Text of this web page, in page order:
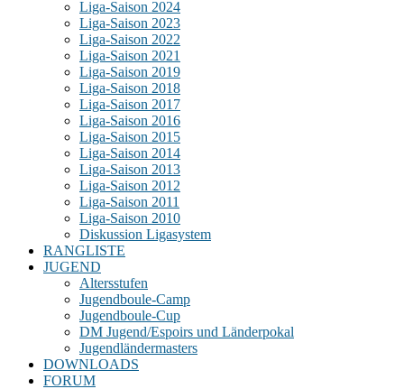
Liga-Saison 2024
Liga-Saison 2023
Liga-Saison 2022
Liga-Saison 2021
Liga-Saison 2019
Liga-Saison 2018
Liga-Saison 2017
Liga-Saison 2016
Liga-Saison 2015
Liga-Saison 2014
Liga-Saison 2013
Liga-Saison 2012
Liga-Saison 2011
Liga-Saison 2010
Diskussion Ligasystem
RANGLISTE
JUGEND
Altersstufen
Jugendboule-Camp
Jugendboule-Cup
DM Jugend/Espoirs und Länderpokal
Jugendländermasters
DOWNLOADS
FORUM